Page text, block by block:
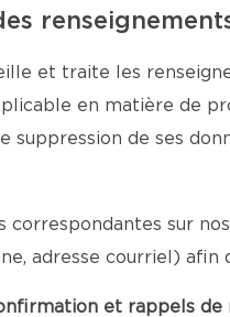
et traite les
en matière de
suppression de ses
correspondantes sur
adresse courriel) afin
et rappels de